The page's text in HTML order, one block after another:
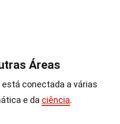
Áreas
conectada a várias
e da ciência.